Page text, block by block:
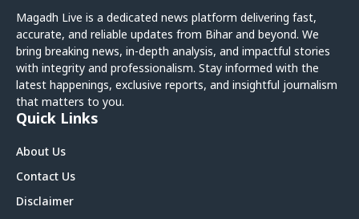
Magadh Live is a dedicated news platform delivering fast,
accurate, and reliable updates from Bihar and beyond. We
bring breaking news, in-depth analysis, and impactful stories
with integrity and professionalism. Stay informed with the
latest happenings, exclusive reports, and insightful journalism
that matters to you.
Quick Links
About Us
Contact Us
Disclaimer